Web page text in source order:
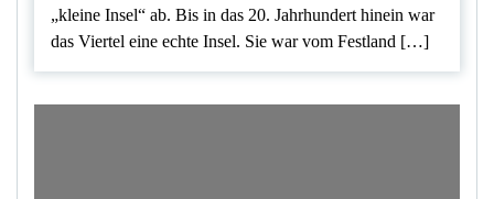
„kleine Insel“ ab. Bis in das 20. Jahrhundert hinein war
das Viertel eine echte Insel. Sie war vom Festland […]